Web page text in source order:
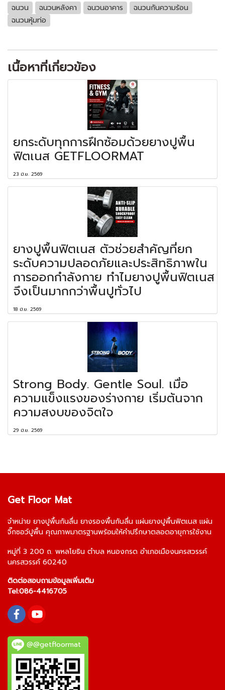
ฉนวน ฉนวนหลังคา ฉนวนอาคาร
ฉนวนกันความร้อน
ฉนวนหุ้มท่อ
เนื้อหาที่เกี่ยวข้อง
ยกระดับทุกการฝึกซ้อมด้วยยางปูพื้น
ฟิตเนส GETFLOORMAT
23 มิ.ย. 2569
ยางปูพื้นฟิตเนส ตัวช่วยสำคัญที่ยก
ระดับความปลอดภัยและประสิทธิภาพใน
การออกกำลังกาย ทำไมยางปูพื้นฟิตเนส
จึงเป็นมากกว่าพื้นปูทั่วไป
18 มิ.ย. 2569
Strong Body. Gentle Soul. เมื่อ
ความแข็งแรงของร่างกาย เริ่มต้นจาก
ความสงบของจิตใจ
29 มิ.ย. 2569
Get Floor Mat
จำหน่าย ยางปูพื้นกันลื่น ยางรองพื้นกันลื่น แผ่นยางปูพื้นฟิตเนส แผ่น
จิ๊กซอว์ปูพื้น คุณภาพมาตรฐานพร้อมให้คำปรึกษาตลอดอายุการใช้งาน
หมู่ที่ 3 200 ถ. พหลโยธิน ตำบล หนองกรด อำเภอเมืองนครสวรรค์
นครสวรรค์ 60240
ติดต่อสอบถามข้อมูลเพิ่มเติม
Tel:086-4416705
@@getfloormat